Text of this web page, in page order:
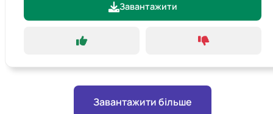
Завантажити
Завантажити більше